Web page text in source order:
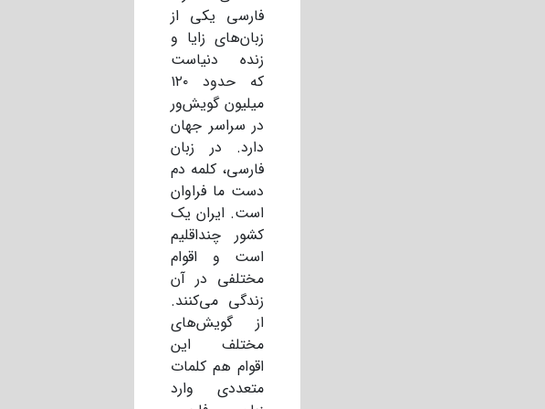
فارسی یکی از
زبان‌های زایا و
زنده دنیاست
که حدود ۱۲۰
میلیون گویش‌ور
در سراسر جهان
دارد. در زبان
فارسی، کلمه دم
دست ما فراوان
است. ایران یک
کشور چنداقلیم
است و اقوام
مختلفی در آن
زندگی می‌کنند.
از گویش‌های
مختلف این
اقوام هم کلمات
متعددی وارد